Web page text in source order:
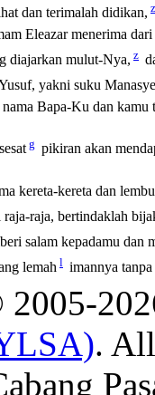
dan terimalah didikan, z
Eleazarmenerima dari
diajarkan mulut-Nya, z
yakni suku
Bapa-Ku dan
g pikiran akan
kereta-kereta dan
raja, bertindaklah
salam kepadamu dan
lemah l imannya
2005-
.